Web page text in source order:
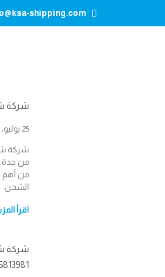
shipping.com
شركة شحن
25 يوليو، 2025
شركة
من جدة
من أهم
الشحن
اقرأ
شركة